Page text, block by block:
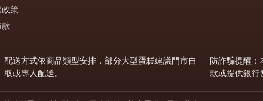
政策
配送方式依商品類型安排，部分大型蛋糕建議門市自
取或專人配送。
防詐騙提醒：
款或提供銀行